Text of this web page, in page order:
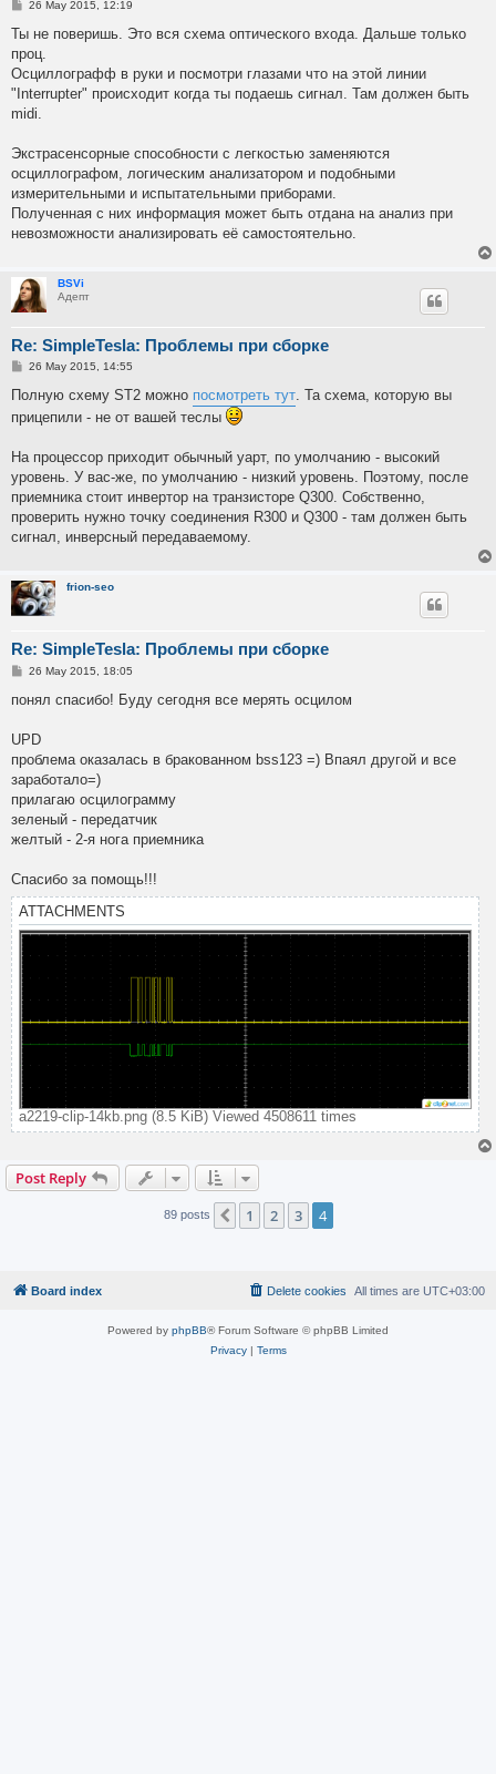
P
s
26 May 2015, 12:19
Ты не поверишь. Это вся схема оптического входа. Дальше только
проц.
Осциллографф в руки и посмотри глазами что на этой линии
"Interrupter" происходит когда ты подаешь сигнал. Там должен быть
midi.
Экстрасенсорные способности с легкостью заменяются
осциллографом, логическим анализатором и подобными
измерительными и испытательными приборами.
Полученная с них информация может быть отдана на анализ при
невозможности анализировать её самостоятельно.
BSVi
Адепт
Re: SimpleTesla: Проблемы при сборке
P
s
26 May 2015, 14:55
Полную схему ST2 можно посмотреть тут. Та схема, которую вы
прицепили - не от вашей теслы
На процессор приходит обычный уарт, по умолчанию - высокий
уровень. У вас-же, по умолчанию - низкий уровень. Поэтому, после
приемника стоит инвертор на транзисторе Q300. Собственно,
проверить нужно точку соединения R300 и Q300 - там должен быть
сигнал, инверсный передаваемому.
frion-seo
Re: SimpleTesla: Проблемы при сборке
P
s
26 May 2015, 18:05
понял спасибо! Буду сегодня все мерять осцилом
UPD
проблема оказалась в бракованном bss123 =) Впаял другой и все
заработало=)
прилагаю осцилограмму
зеленый - передатчик
желтый - 2-я нога приемника
Спасибо за помощь!!!
ATTACHMENTS
a2219-clip-14kb.png (8.5 KiB) Viewed 4508611 times
Post Reply
89 posts Previous
1 2 3 4
Board index All times are UTC+03:00
Delete cookies
Powered by phpBB® Forum Software © phpBB Limited
Privacy| Terms